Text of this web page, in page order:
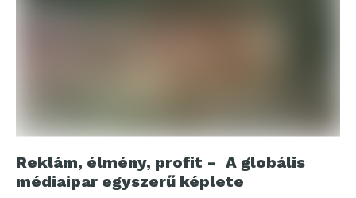
Reklám, élmény, profit - A globális
médiaipar egyszerű képlete